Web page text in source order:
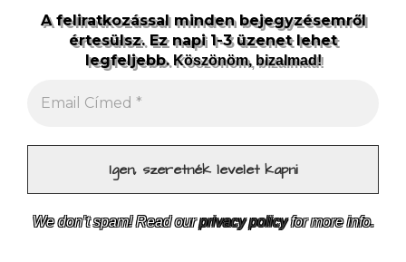
A feliratkozással minden bejegyzésemről
értesülsz. Ez napi 1-3 üzenet lehet
legfeljebb.Köszönöm, bizalmad!
We don’t spam! Read ourprivacy policyfor more info.